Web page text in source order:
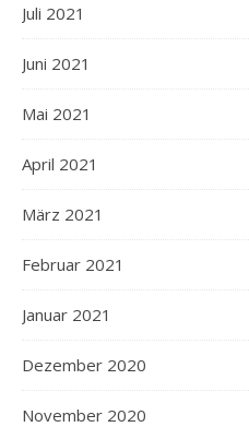
Juli 2021
Juni 2021
Mai 2021
April 2021
März 2021
Februar 2021
Januar 2021
Dezember 2020
November 2020